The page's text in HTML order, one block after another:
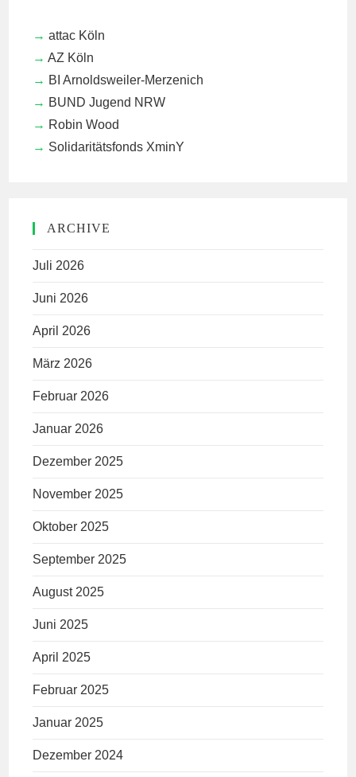
attac Köln
AZ Köln
BI Arnoldsweiler-Merzenich
BUND Jugend NRW
Robin Wood
Solidaritätsfonds XminY
ARCHIVE
Juli 2026
Juni 2026
April 2026
März 2026
Februar 2026
Januar 2026
Dezember 2025
November 2025
Oktober 2025
September 2025
August 2025
Juni 2025
April 2025
Februar 2025
Januar 2025
Dezember 2024